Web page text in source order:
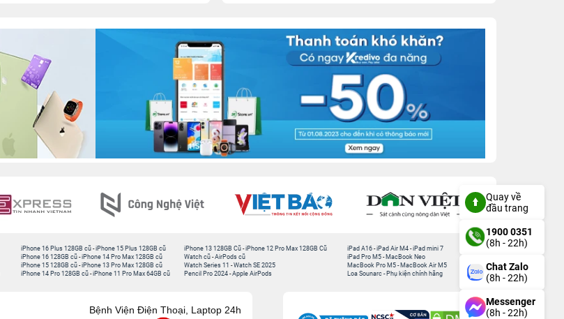
iPhone 16 Plus 128GB cũ -iPhone 15 Plus 128GB cũ
iPhone 16 128GB cũ -iPhone 14 Pro Max 128GB cũ
iPhone 15 128GB cũ -iPhone 13 Pro Max 128GB cũ
iPhone 14 Pro 128GB cũ -iPhone 11 Pro Max 64GB cũ
iPhone 13 128GB Cũ -iPhone 12 Pro Max 128GB Cũ
Watch cũ -AirPods cũ
Watch Series 11 -Watch SE 2025
Pencil Pro 2024 -Apple AirPods
iPad A16 -iPad Air M4 -iPad mini 7
iPad Pro M5 - MacBook Neo
MacBook Pro M5 - MacBook Air M5
Loa Sounarc - Phụ kiện chính hãng
Bệnh Viện Điện Thoại, Laptop 24h
Quay về
đầu trang
1900 0351
(8h - 22h)
Chat Zalo
(8h - 22h)
Messenger
(8h - 22h)